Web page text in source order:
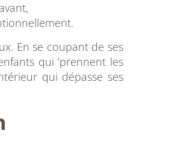
En se coupant de ses
qui ‘prennent les
qui dépasse ses